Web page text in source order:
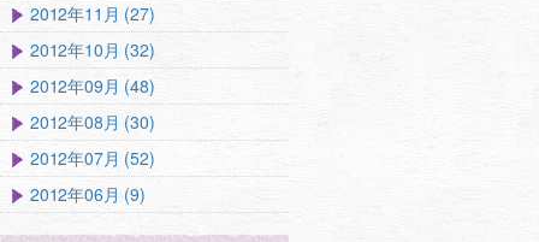
2012年11月 (27)
2012年10月 (32)
2012年09月 (48)
2012年08月 (30)
2012年07月 (52)
2012年06月 (9)